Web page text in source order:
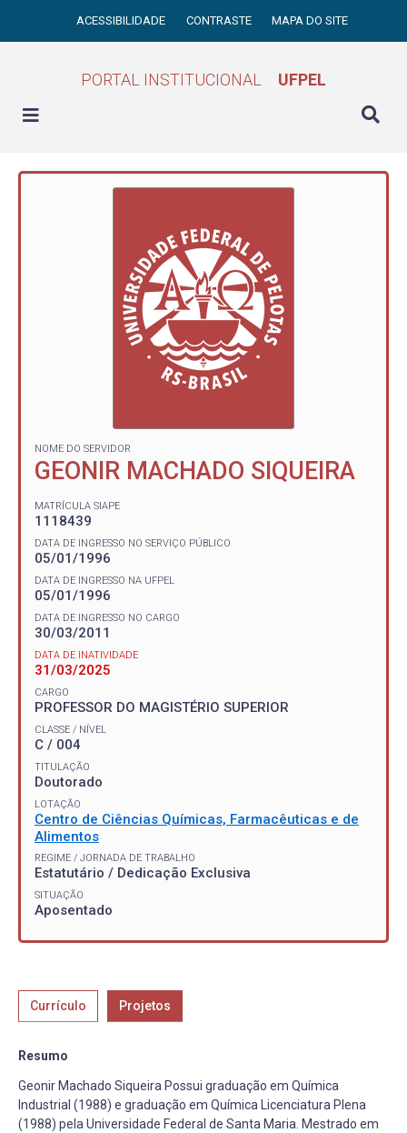
ACESSIBILIDADE CONTRASTE MAPA DO SITE
PORTAL INSTITUCIONAL UFPEL
NOME DO SERVIDOR
GEONIR MACHADO SIQUEIRA
MATRÍCULA SIAPE
1118439
DATA DE INGRESSO NO SERVIÇO PÚBLICO
05/01/1996
DATA DE INGRESSO NA UFPEL
05/01/1996
DATA DE INGRESSO NO CARGO
30/03/2011
DATA DE INATIVIDADE
31/03/2025
CARGO
PROFESSOR DO MAGISTÉRIO SUPERIOR
CLASSE / NÍVEL
C / 004
TITULAÇÃO
Doutorado
LOTAÇÃO
Centro de Ciências Químicas, Farmacêuticas e de
Alimentos
REGIME / JORNADA DE TRABALHO
Estatutário / Dedicação Exclusiva
SITUAÇÃO
Aposentado
Currículo Projetos
Resumo
Geonir Machado Siqueira Possui graduação em Química
Industrial (1988) e graduação em Química Licenciatura Plena
(1988) pela Universidade Federal de Santa Maria. Mestrado em